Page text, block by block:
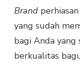
Brand
yang sudah
bagi Anda yang
berkualitas